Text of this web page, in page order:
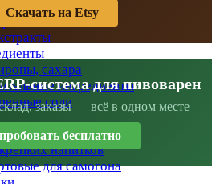
BeersFan
сахара
ингредиенты
соли
напитков
для самогона
Скачать на Etsy
система для пивоварен
заказы — всё в одном месте
бесплатно